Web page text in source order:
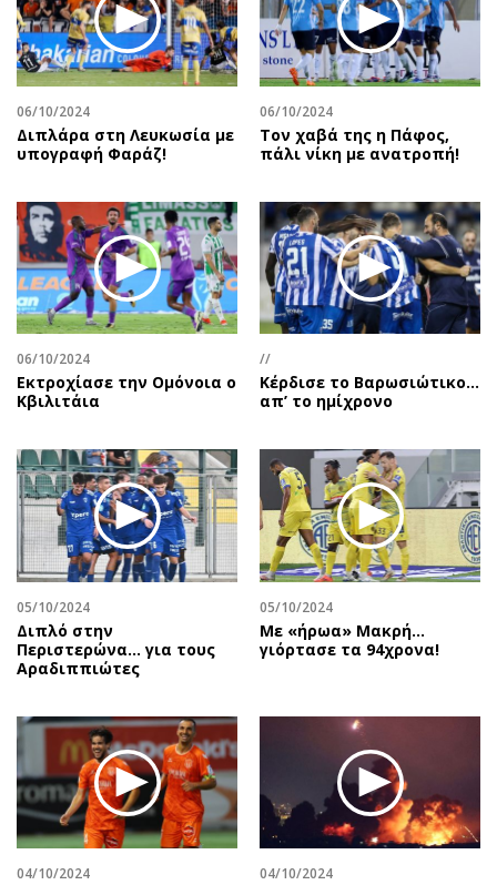
06/10/2024
Διπλάρα στη Λευκωσία με
υπογραφή Φαράζ!
06/10/2024
Τον χαβά της η Πάφος,
πάλι νίκη με ανατροπή!
06/10/2024
Εκτροχίασε την Ομόνοια ο
Κβιλιτάια
//
Κέρδισε το Βαρωσιώτικο…
απ’ το ημίχρονο
05/10/2024
Διπλό στην
Περιστερώνα… για τους
Αραδιππιώτες
05/10/2024
Με «ήρωα» Μακρή…
γιόρτασε τα 94χρονα!
04/10/2024 04/10/2024